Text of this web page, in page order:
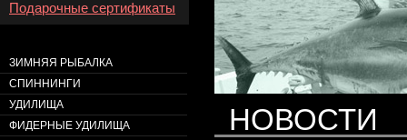
НОВОСТИ
Подарочные сертификаты
ЗИМНЯЯ РЫБАЛКА
СПИННИНГИ
УДИЛИЩА
ФИДЕРНЫЕ УДИЛИЩА